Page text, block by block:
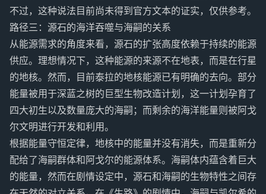
不过，这种说法目前尚未得到官方文本的证实，仅供参考。
路径三：源石的海洋吞噬与海嗣的关系
从能源需求的角度来看，源石的扩张高度依赖于持续的能源
供应。理想情况下，这种能源的来源不在地表，而是在行星
的地核。然而，目前泰拉的地核能源已有明确的去向。部分
能量被用于深蓝之树的巨型生物改造计划，这一计划孕育了
四大初生以及数量庞大的海嗣；而剩余的海洋能量则被阿戈
尔文明进行开发和利用。
根据能量守恒定律，地核中的能量并没有消失，而是重新分
配给了海嗣群体和阿戈尔的能源体系。海嗣体内蕴含着巨大
的能量，然而在剧情设定中，源石和海嗣的生物特性之间存